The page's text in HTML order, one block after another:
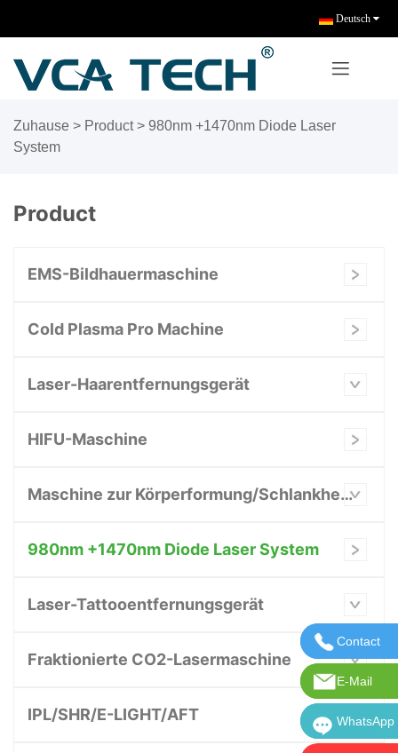
Deutsch
Zuhause > Product> 980nm +1470nm Diode Laser
System
Product
EMS-Bildhauermaschine
Cold Plasma Pro Machine
Laser-Haarentfernungsgerät
HIFU-Maschine
Maschine zur Körperformung/Schlankheitskur
980nm +1470nm Diode Laser System
Laser-Tattooentfernungsgerät
Fraktionierte CO2-Lasermaschine
IPL/SHR/E-LIGHT/AFT
Contact
E-Mail
E-
WhatsApp